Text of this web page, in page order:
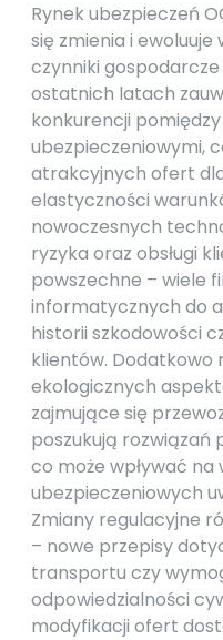
Rynek ubezpieczeń
się zmienia i
czynniki
ostatnich latach
konkurencji
ubezpieczeniowymi,
atrakcyjnych ofert
elastyczności
nowoczesnych
ryzyka oraz obsługi
powszechne – wiele
informatycznych do
historii szkodowości
klientów. Dodatkowo
ekologicznych
zajmujące się
poszukują rozwiązań
co może wpływać
ubezpieczeniowych
Zmiany regulacyjne
– nowe przepisy
transportu czy
odpowiedzialności
modyfikacji ofert